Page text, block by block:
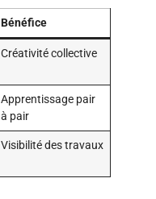
Bénéfice
Créativité collective
Apprentissage pair
à pair
Visibilité des travaux